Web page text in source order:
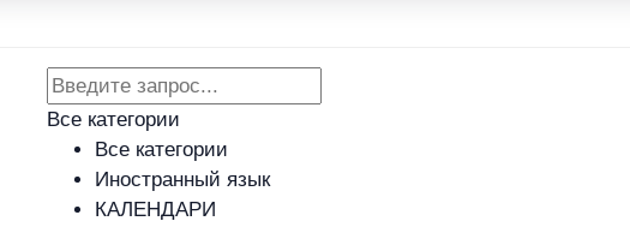
Все категории
Все категории
Иностранный язык
КАЛЕНДАРИ